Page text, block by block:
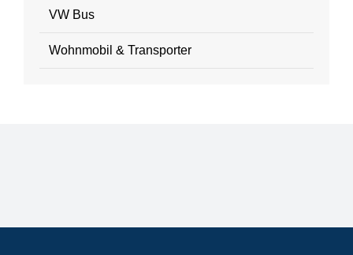
VW Bus
Wohnmobil & Transporter